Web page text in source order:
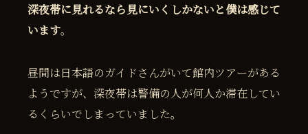
深夜帯に見れるなら見にいくしかないと僕は感じて
います。
昼間は日本語のガイドさんがいて館内ツアーがある
ようですが、深夜帯は警備の人が何人か滞在してい
るくらいでしまっていました。